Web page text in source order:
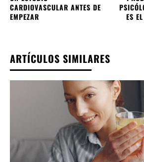
CARDIOVASCULAR ANTES DE
EMPEZAR
ES
ARTÍCULOS SIMILARES